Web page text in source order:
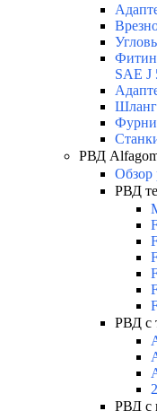
SAE J
РВД
Обзор
РВД
РВД с
РВД с